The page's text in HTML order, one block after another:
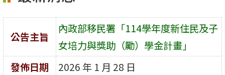
公告主旨
內政部移民署「114學年度新住民及子
女培力與獎助（勵）學金計畫」
發佈日期
2026 年 1 月 28 日